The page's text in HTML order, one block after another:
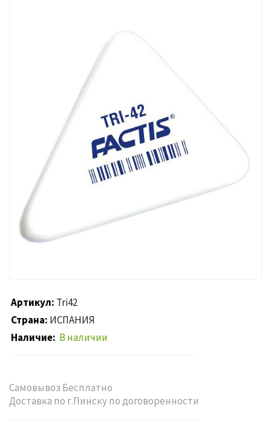
Артикул Tri42
Страна ИСПАНИЯ
Наличие В наличии
Самовывоз Бесплатно
Доставка по г.Пинску по договоренности